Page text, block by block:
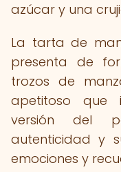
azúcar y una
La tarta de
presenta de
trozos de
apetitoso que
versión del
autenticidad y
emociones y